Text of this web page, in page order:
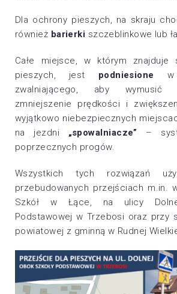
Dla ochrony pieszych, na skraju
również barierki szczeblinkowe lub
Całe miejsce, w którym znajduje
pieszych, jest podniesione w
zwalniającego, aby wymusić
zmniejszenie prędkości i
wyjątkowo niebezpiecznych
na jezdni „spowalniacze”
–
poprzecznych progów.
Wszystkich tych rozwiązań
przebudowanych przejściach m.in.
Szkół w Łące, na ulicy
Podstawowej w Trzebosi oraz przy
powiatowej z gminną w Rudnej